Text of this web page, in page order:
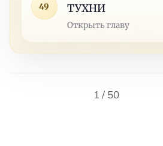
49
ТУХНИ
Открыть главу
1 / 50